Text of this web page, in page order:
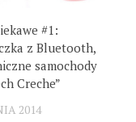
#1:
z Bluetooth,
samochody
Creche”
2014